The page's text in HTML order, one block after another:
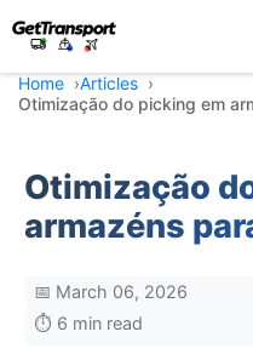
Home
Articles
Otimização do picking em
Otimização
armazéns
📅 March 06, 2026
⏱️ 6 min read